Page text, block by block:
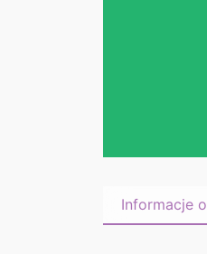
Informacje